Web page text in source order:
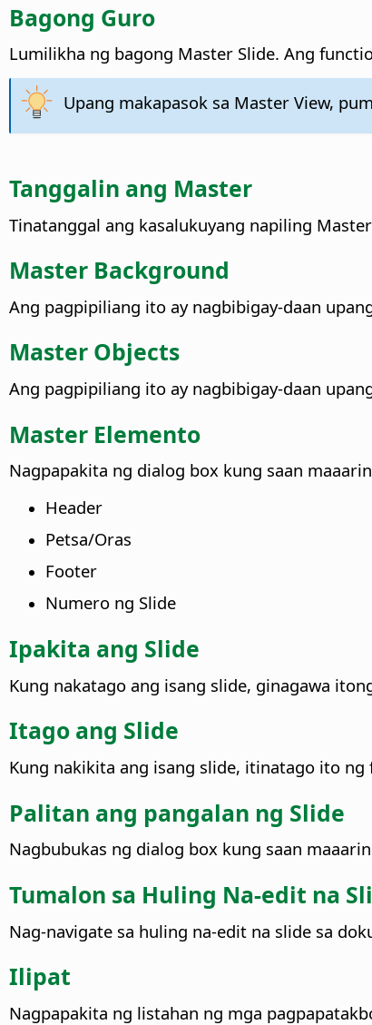
Bagong Guro
Lumilikha ng bagong Master Slide. Ang
Upang makapasok sa Master View,
Tanggalin ang Master
Tinatanggal ang kasalukuyang napiling
Master Background
Ang pagpipiliang ito ay nagbibigay-daan
Master Objects
Ang pagpipiliang ito ay nagbibigay-daan
Master Elemento
Nagpapakita ng dialog box kung saan
Header
Petsa/Oras
Footer
Numero ng Slide
Ipakita ang Slide
Kung nakatago ang isang slide, ginagawa
Itago ang Slide
Kung nakikita ang isang slide, itinatago ito
Palitan ang pangalan ng Slide
Nagbubukas ng dialog box kung saan
Tumalon sa Huling Na-edit na
Nag-navigate sa huling na-edit na slide sa
Ilipat
Nagpapakita ng listahan ng mga